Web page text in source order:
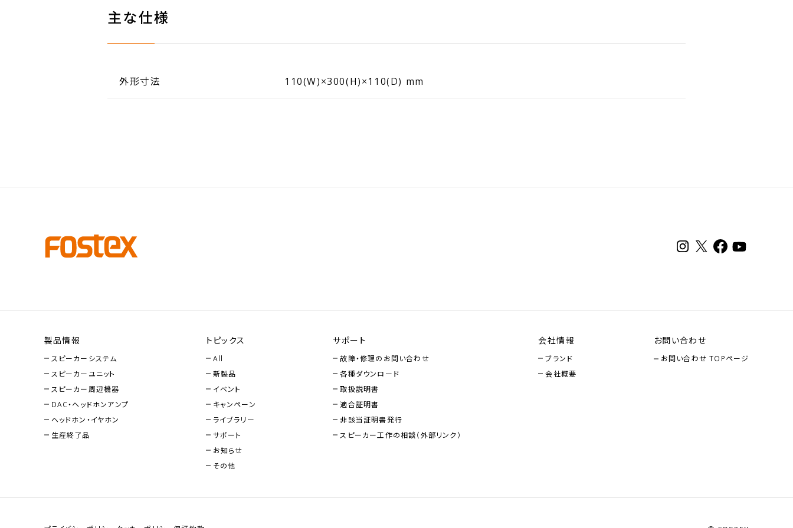
主な仕様
外形寸法 110(W)×300(H)×110(D) mm
製品情報
スピーカーシステム
スピーカーユニット
スピーカー周辺機器
DAC・ヘッドホンアンプ
ヘッドホン・イヤホン
生産終了品
トピックス
All
新製品
イベント
キャンペーン
ライブラリー
サポート
お知らせ
その他
サポート
故障・修理のお問い合わせ
各種ダウンロード
取扱説明書
適合証明書
非該当証明書発行
スピーカー工作の相談（外部リンク）
会社情報
ブランド
会社概要
お問い合わせ
お問い合わせ TOPページ